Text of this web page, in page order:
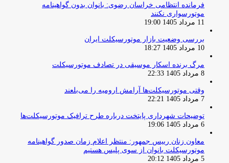
فرمانده انتظامی خراسان رضوی: بانوان بدون گواهینامه
موتورسواری نکنند
11 مرداد 1405 19:00
بررسی وضعیت بازار موتورسیکلت ایران
10 مرداد 1405 18:27
مرگ برنده اسکار موسیقی در تصادف موتورسیکلت
8 مرداد 1405 22:33
وقتی موتورسیکلت‌ها آرامش ارومیه را می‌بلعند
7 مرداد 1405 22:21
توضیحات شهرداری پایتخت درباره طرح ترافیک موتورسیکلت‌ها
6 مرداد 1405 19:06
معاون زنان رییس جمهور: منتظر اعلام زمان صدور گواهینامه
موتورسیکلت بانوان از سوی پلیس هستیم
5 مرداد 1405 20:12